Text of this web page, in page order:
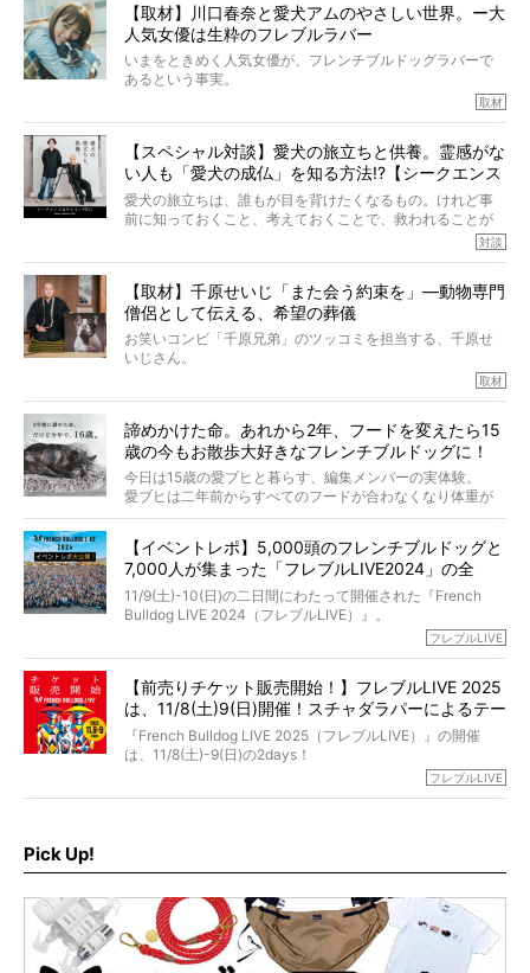
カエピソードが次から次へと飛び出しました。
【取材】川口春奈と愛犬アムのやさしい世界。ー大
人気女優は生粋のフレブルラバー
いまをときめく人気女優が、フレンチブルドッグラバーで
あるという事実。
とりを目の当たりにするほどに、そのフレンチブルドッグ
愛がわたしたちのそれとまったく同じであることに、なん
だかうれしくなってしまったのでした。
春奈さんとアムちゃんのすてきな暮らしを、BUHI編集長の
小西がいつくしみながら、切り取らせていただきます。
取材
【スペシャル対談】愛犬の旅立ちと供養。霊感がな
い人も「愛犬の成仏」を知る方法!?【シークエンス
はやとも×PELI】
愛犬の旅立ちは、誰もが目を背けたくなるもの。けれど事
前に知っておくこと、考えておくことで、救われることが
力をもつお笑い芸人「シークエンスはやとも」さんに、愛
犬の旅立ちや供養についてインタビュー。
インタビュアー兼対談相手は、大の犬好きで心霊分野の知
識にも長けているPELIさん。
「愛犬が旅立ったあと、ベッドやおもちゃはどうすればい
い？」「お骨はどうするべき？」「お花やお線香は喜んで
くれる？」
さらには、霊感がない人でも愛犬が成仏したことを知る方
法まで。
お笑い芸人だからこそ暗くなりすぎない、むしろ心がスッ
と軽くなる。
永久保存版のスペシャル対談です！
対談
【取材】千原せいじ「また会う約束を」―動物専門
僧侶として伝える、希望の葬儀
お笑いコンビ「千原兄弟」のツッコミを担当する、千原せ
いじさん。
今年で結成35周年を迎え、芸人としての活躍も目覚ましい
た。
僧侶としての名は「靖賢（せいけん）」。
当時54歳という年齢にして、なぜ動物専門僧侶という道を
選んだのか。
また、愛犬の旅立ちとどのように向き合うべきなのか。
た。
取材
諦めかけた命。あれから2年、フードを変えたら15
歳の今もお散歩大好きなフレンチブルドッグに！
今日は15歳の愛ブヒと暮らす、編集メンバーの実体験。
愛ブヒは二年前からすべてのフードが合わなくなり体重が
激減。検査をしても異常はなく「年齢のせいですね…」と言
もう諦めるしかないのかな…そんなとき、我が家に届いたの
が「THE fu-do(ザ・フード)」の試食品でした。
そして「THE fu-do(ザ・フード)」を食べつづけて二年、愛
ブヒは15歳になり、今も元気にお散歩をしています。
今回は、二年前の絶望から今までを包み隠さず、時系列で
【イベントレポ】5,000頭のフレンチブルドッグと
7,000人が集まった「フレブルLIVE2024」の全
貌！
11/9(土)-10(日)の二日間にわたって開催された『French
Bulldog LIVE 2024（フレブルLIVE）』。
今年はのべ5,000頭のフレンチブルドッグと7,000人のフレ
day1の司会はフレブルラバーのロッチさん。day2の音楽フ
ェスには世代ど真ん中のPUFFYが出演するなど、例年以上
に豪華なラインナップ。
北は北海道、南は鹿児島県から。全国のフレンチブルドッ
グが一堂に会した「フレブルLIVE2024」の模様を、詳しく
フレブルLIVE
【前売りチケット販売開始！】フレブルLIVE 2025
は、11/8(土)9(日)開催！スチャダラパーによるテー
マソング制作も決定
『French Bulldog LIVE 2025（フレブルLIVE）』の開催
は、11/8(土)-9(日)の2days！
お得な前売りチケット、いよいよ販売スタートです！
ど、内容盛りだくさんでお送りしていますので、最後まで
お見逃しなく！
フレブルLIVE
Pick Up!